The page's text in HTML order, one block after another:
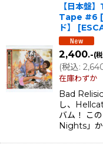
【日本
Tape #6
ド】
[
2,400.-(
(税込:
在庫わずか
Bad
し、
バム！ こ
Nights」